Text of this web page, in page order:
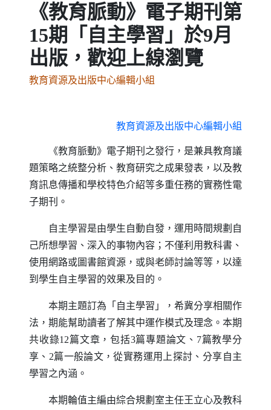
《教育脈動》電子期刊第
15期「自主學習」於9月
出版，歡迎上線瀏覽
教育資源及出版中心編輯小組
教育資源及出版中心編輯小組
《教育脈動》電子期刊之發行，是兼具教育議
題策略之統整分析、教育研究之成果發表，以及教
育訊息傳播和學校特色介紹等多重任務的實務性電
子期刊。
自主學習是由學生自動自發，運用時間規劃自
己所想學習、深入的事物內容；不僅利用教科書、
使用網路或圖書館資源，或與老師討論等等，以達
到學生自主學習的效果及目的。
本期主題訂為「自主學習」，希冀分享相關作
法，期能幫助讀者了解其中運作模式及理念。本期
共收錄12篇文章，包括3篇專題論文、7篇教學分
享、2篇一般論文，從實務運用上探討、分享自主
學習之內涵。
本期輪值主編由綜合規劃室主任王立心及教科